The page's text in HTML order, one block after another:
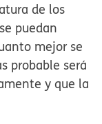
de los
puedan
mejor se
probable será
y que la